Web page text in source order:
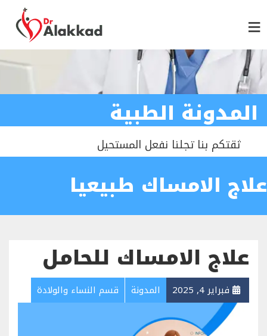
المدونة الطبية
ثقتكم بنا تجلنا نفعل المستحيل
علاج الامساك طبيعيا
علاج الامساك للحامل
فبراير 4, 2025 المدونة قسم النساء والولادة